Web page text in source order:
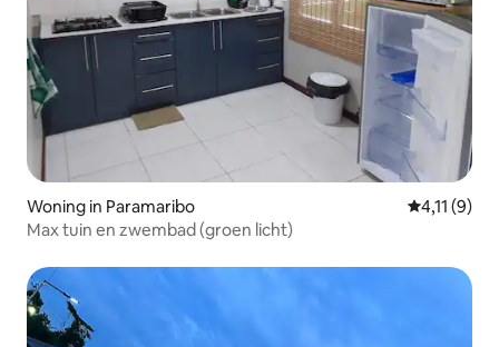
Woning in Paramaribo
4,11 (9)
Max tuin en zwembad (groen licht)